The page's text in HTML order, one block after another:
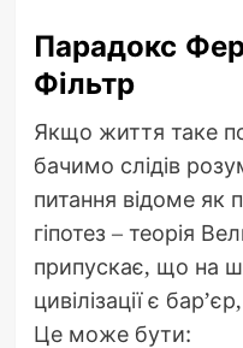
Парадокс
Фільтр
Якщо життя таке
бачимо слідів
питання відоме як
гіпотез – теорія
припускає, що на
цивілізації є
Це може бути: